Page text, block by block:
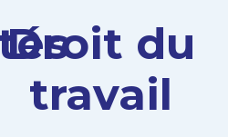
Droit du
travail